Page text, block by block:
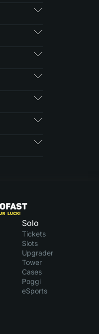
Solo
Tickets
Slots
Upgrader
Tower
Cases
Poggi
eSports